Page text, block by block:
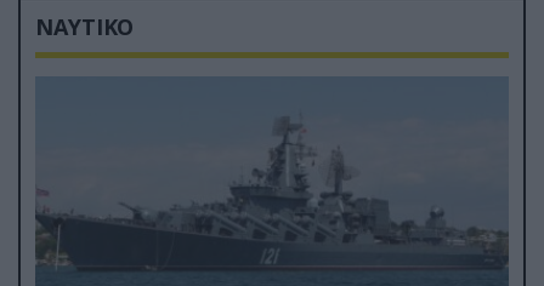
ΝΑΥΤΙΚΟ